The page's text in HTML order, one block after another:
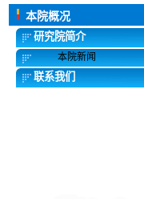
本院概况
研究院简介
本院新闻
联系我们